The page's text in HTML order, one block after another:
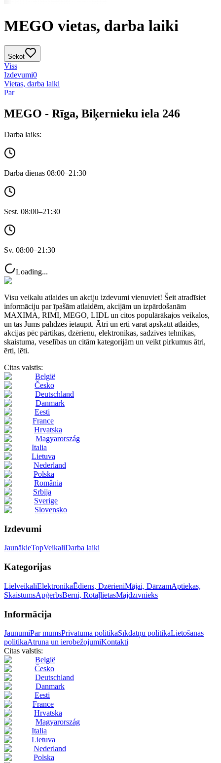
MEGO vietas, darba laiki
Sekot
Viss
Izdevumi0
Vietas, darba laiki
Par
MEGO - Rīga, Biķernieku iela 246
Darba laiks:
Darba dienās 08:00–21:30
Sest. 08:00–21:30
Sv. 08:00–21:30
Loading...
Visu veikalu atlaides un akciju izdevumi vienuviet! Šeit atradīsiet
informāciju par īpašām atlaidēm, akcijām un izpārdošanām
MAXIMA, RIMI, MEGO, LIDL un citos populārākajos veikalos,
un tas Jums palīdzēs ietaupīt. Ātri un ērti varat apskatīt atlaides,
akcijas pēc pārtikas, dzērienu, elektronikas, sadzīves tehnikas,
skaistuma, veselības un citām kategorijām un veikt pirkumus ātri,
ērti, lēti.
Citas valstis:
België
Česko
Deutschland
Danmark
Eesti
France
Hrvatska
Magyarország
Italia
Lietuva
Nederland
Polska
România
Srbija
Sverige
Slovensko
Izdevumi
JaunākieTopVeikaliDarba laiki
Kategorijas
LielveikaliElektronikaĒdiens, DzērieniMājai, DārzamAptiekas,
SkaistumsApģērbsBērni, RotaļlietasMājdzīvnieks
Informācija
JaunumiPar mumsPrivātuma politikaSīkdatņu politikaLietošanas
politikaAtruna un ierobežojumiKontakti
Citas valstis:
België
Česko
Deutschland
Danmark
Eesti
France
Hrvatska
Magyarország
Italia
Lietuva
Nederland
Polska